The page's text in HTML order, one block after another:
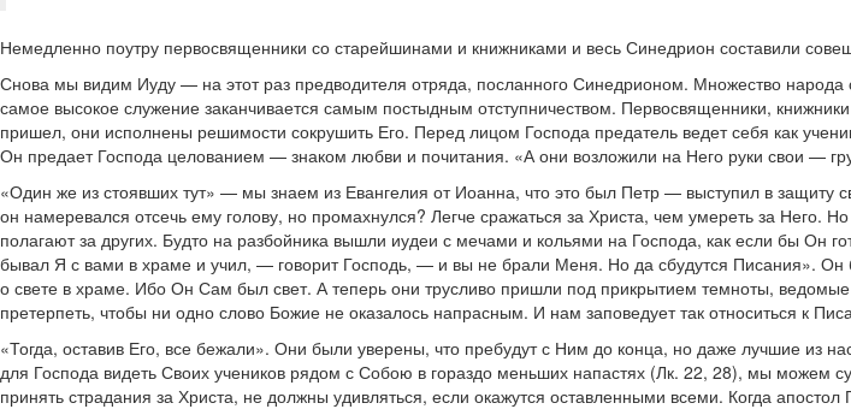
Немедленно поутру первосвященники со старейшинами и книжниками и весь Синедрион составили
Снова мы видим Иуду — на этот раз предводителя отряда, посланного Синедрионом. Множество
самое высокое служение заканчивается самым постыдным отступничеством. Первосвященники,
пришел, они исполнены решимости сокрушить Его. Перед лицом Господа предатель ведет себя как
Он предает Господа целованием — знаком любви и почитания. «А они возложили на Него руки свои —
«Один же из стоявших тут» — мы знаем из Евангелия от Иоанна, что это был Петр — выступил в защиту
он намеревался отсечь ему голову, но промахнулся? Легче сражаться за Христа, чем умереть за Него.
полагают за других. Будто на разбойника вышли иудеи с мечами и кольями на Господа, как если бы
бывал Я с вами в храме и учил, — говорит Господь, — и вы не брали Меня. Но да сбудутся Писания». Он
о свете в храме. Ибо Он Сам был свет. А теперь они трусливо пришли под прикрытием темноты,
претерпеть, чтобы ни одно слово Божие не оказалось напрасным. И нам заповедует так относиться к
«Тогда, оставив Его, все бежали». Они были уверены, что пребудут с Ним до конца, но даже лучшие из
для Господа видеть Своих учеников рядом с Собою в гораздо меньших напастях (Лк. 22, 28), мы можем
принять страдания за Христа, не должны удивляться, если окажутся оставленными всеми. Когда